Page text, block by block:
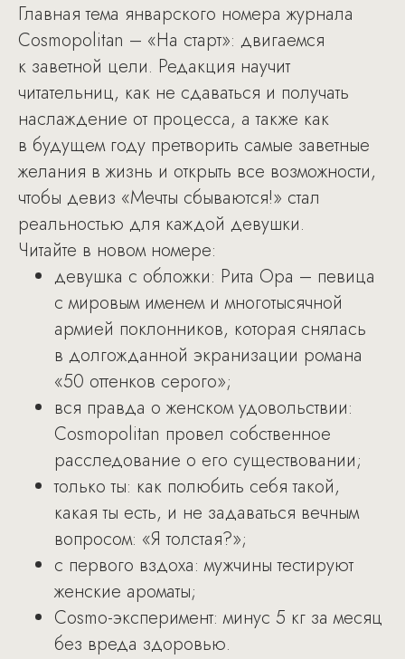
Главная тема январского номера журнала
Cosmopolitan – «На старт»: двигаемся
к заветной цели. Редакция научит
читательниц, как не сдаваться и получать
наслаждение от процесса, а также как
в будущем году претворить самые заветные
желания в жизнь и открыть все возможности,
чтобы девиз «Мечты сбываются!» стал
реальностью для каждой девушки.
Читайте в новом номере:
девушка с обложки: Рита Ора – певица
с мировым именем и многотысячной
армией поклонников, которая снялась
в долгожданной экранизации романа
«50 оттенков серого»;
вся правда о женском удовольствии:
Cosmopolitan провел собственное
расследование о его существовании;
только ты: как полюбить себя такой,
какая ты есть, и не задаваться вечным
вопросом: «Я толстая?»;
с первого вздоха: мужчины тестируют
женские ароматы;
Cosmo-эксперимент: минус 5 кг за месяц
без вреда здоровью.